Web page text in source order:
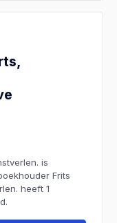
is
Frits
heeft 1